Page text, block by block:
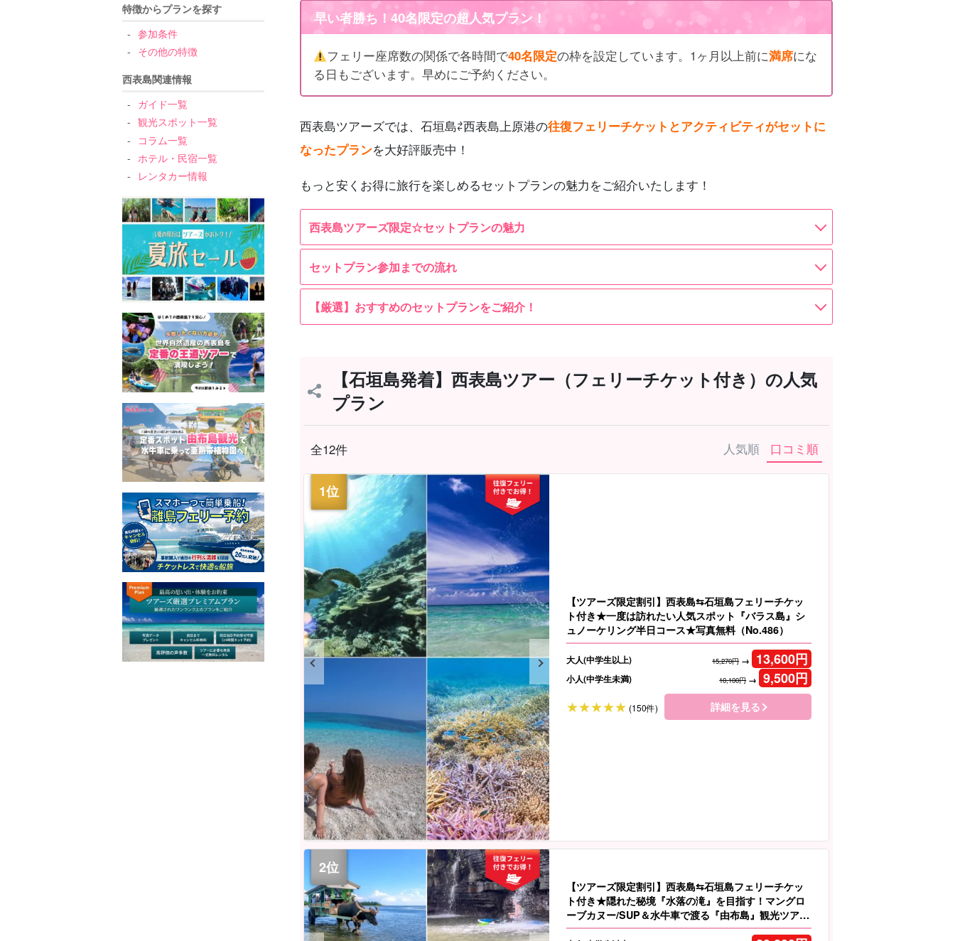
特徴からプランを探す
参加条件
その他の特徴
西表島関連情報
ガイド一覧
観光スポット一覧
コラム一覧
ホテル・民宿一覧
レンタカー情報
早い者勝ち！40名限定の超人気プラン！
フェリー座席数の関係で各時間で40名限定の枠を設定しています。1ヶ月以上前に満席にな
る日もございます。早めにご予約ください。
西表島ツアーズでは、石垣島⇄西表島上原港の往復フェリーチケットとアクティビティがセットに
なったプランを大好評販売中！
もっと安くお得に旅行を楽しめるセットプランの魅力をご紹介いたします！
西表島ツアーズ限定☆セットプランの魅力
セットプラン参加までの流れ
【厳選】おすすめのセットプランをご紹介！
【石垣島発着】西表島ツアー（フェリーチケット付き）の人気
プラン
全12件 人気順 口コミ順
【ツアーズ限定割引】西表島⇆石垣島フェリーチケッ
ト付き★一度は訪れたい人気スポット『バラス島』シ
ュノーケリング半日コース★写真無料（No.486）
大人(中学生以上) 15,270円→ 13,600円
小人(中学生未満) 10,100円→ 9,500円
(150件) 詳細を見る
【ツアーズ限定割引】西表島⇆石垣島フェリーチケッ
ト付き★隠れた秘境『水落の滝』を目指す！マングロ
ーブカヌー/SUP＆水牛車で渡る『由布島』観光ツアー
★写真無料（No.377）